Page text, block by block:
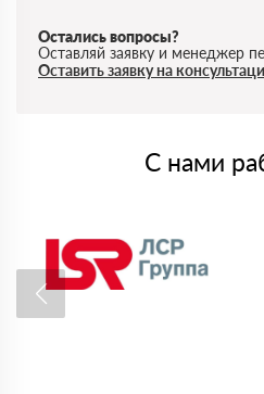
Остались вопросы?
Оставляй заявку и менеджер
Оставить заявку на
С нами